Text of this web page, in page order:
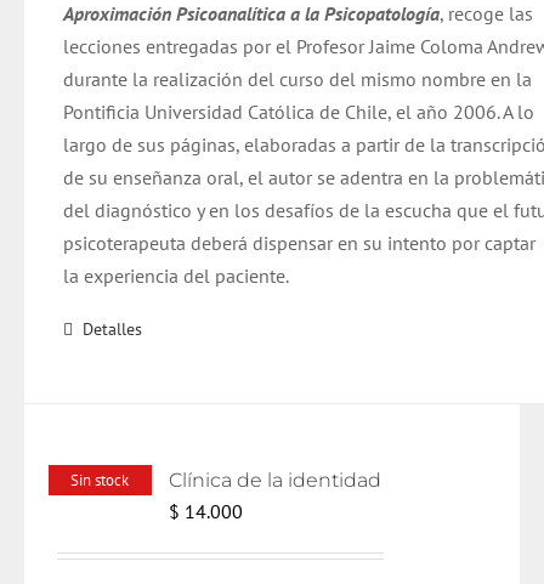
era:
$ 20.000.
es:
$ 19.000.
Aproximación Psicoanalítica a la Psicopatología, recoge las
lecciones entregadas por el Profesor Jaime Coloma
durante la realización del curso del mismo nombre en la
Pontificia Universidad Católica de Chile, el año 2006. A lo
largo de sus páginas, elaboradas a partir de la
de su enseñanza oral, el autor se adentra en la
del diagnóstico y en los desafíos de la escucha que el
psicoterapeuta deberá dispensar en su intento por captar
la experiencia del paciente.
Detalles
Sin stock Clínica de la identidad
$ 14.000